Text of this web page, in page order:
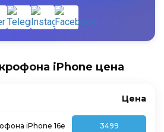
iPhone цена
Цена
iPhone 16e 3499